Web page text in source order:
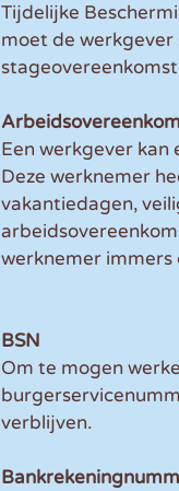
Tijdelijke
moet de werkgever
Een werkgever kan
Deze werknemer
vakantiedagen,
werknemer immers
BSN
Om te mogen
verblijven.